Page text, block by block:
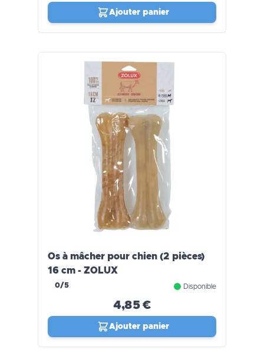
Ajouter panier
Os à mâcher pour chien (2 pièces)
16 cm - ZOLUX
0/5 Disponible
4,85 €
Ajouter panier